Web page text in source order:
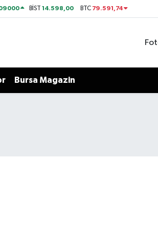
BİST14.598,00 BTC 79.591,74
Bursa Magazin